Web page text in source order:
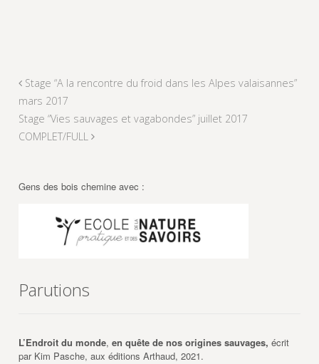
Stage “A la rencontre du froid dans les Alpes valaisannes”
mars 2017
Stage “Vies sauvages et vagabondes” juillet 2017
COMPLET/FULL
Gens des bois chemine avec :
Parutions
L’Endroit du monde, en quête de nos origines sauvages, écrit
par Kim Pasche, aux éditions Arthaud, 2021.